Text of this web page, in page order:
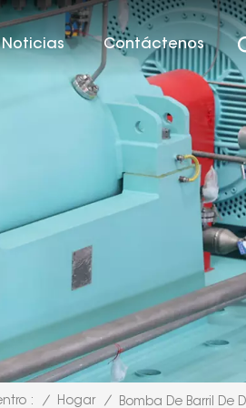
Noticias Contáctenos
: / Hogar / Bomba De Barril De